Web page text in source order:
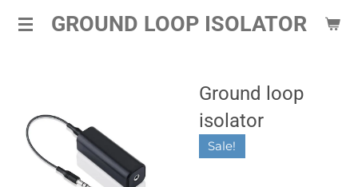
Ga
GROUND LOOP ISOLATOR
Ground loop
isolator
Sale!